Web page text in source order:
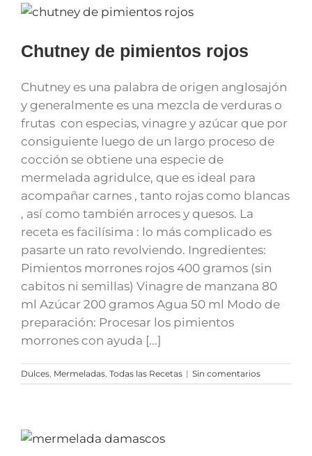
Chutney de pimientos rojos
Chutney es una palabra de origen anglosajón
y generalmente es una mezcla de verduras o
frutas con especias, vinagre y azúcar que por
consiguiente luego de un largo proceso de
cocción se obtiene una especie de
mermelada agridulce, que es ideal para
acompañar carnes , tanto rojas como blancas
, así como también arroces y quesos. La
receta es facilísima : lo más complicado es
pasarte un rato revolviendo. Ingredientes:
Pimientos morrones rojos 400 gramos (sin
cabitos ni semillas) Vinagre de manzana 80
ml Azúcar 200 gramos Agua 50 ml Modo de
preparación: Procesar los pimientos
morrones con ayuda [...]
Dulces Mermeladas Todas las Recetas | Sin comentarios